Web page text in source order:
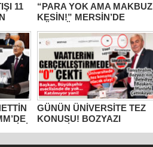
11 “PARA YOK AMA MAKBUZ
KESİN!” MERSİN’DE
GÜMRÜKTE SKANDAL
YAZIŞMALAR!
GÜNÜN ÜNİVERSİTE TEZ
KONUSU! BOZYAZI
BELEDİYE BAŞKANI
MUSTAFA ÇETİNKAYA’NIN
2 YILLIK KARNESİ